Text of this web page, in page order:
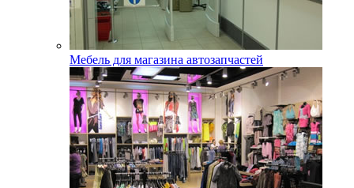
Мебель для магазина автозапчастей